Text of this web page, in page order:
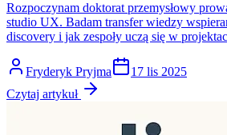
Rozpoczynam doktorat przemysłowy
studio UX. Badam transfer wiedzy
discovery i jak zespoły uczą się w
Fryderyk Pryjma
17 lis 2025
Czytaj artykuł